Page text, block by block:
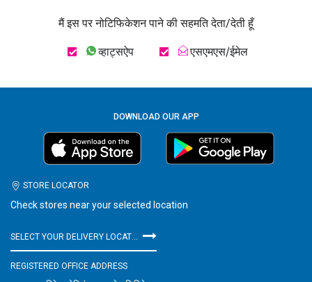
मैं इस पर नोटिफिकेशन पाने की सहमति देता/देती हूँ
व्हाट्सऐप एसएमएस/ईमेल
DOWNLOAD OUR APP
STORE LOCATOR
Check stores near your selected location
SELECT YOUR DELIVERY LOCATION
REGISTERED OFFICE ADDRESS